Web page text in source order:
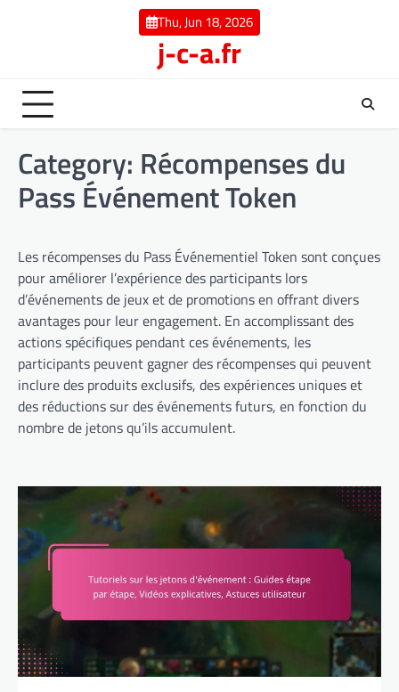
Thu, Jun 18, 2026
j-c-a.fr
Category: Récompenses du
Pass Événement Token
Les récompenses du Pass Événementiel Token sont conçues
pour améliorer l’expérience des participants lors
d’événements de jeux et de promotions en offrant divers
avantages pour leur engagement. En accomplissant des
actions spécifiques pendant ces événements, les
participants peuvent gagner des récompenses qui peuvent
inclure des produits exclusifs, des expériences uniques et
des réductions sur des événements futurs, en fonction du
nombre de jetons qu’ils accumulent.